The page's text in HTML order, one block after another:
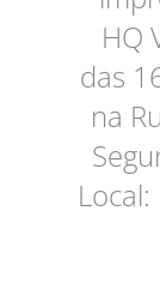
HQ
das
na